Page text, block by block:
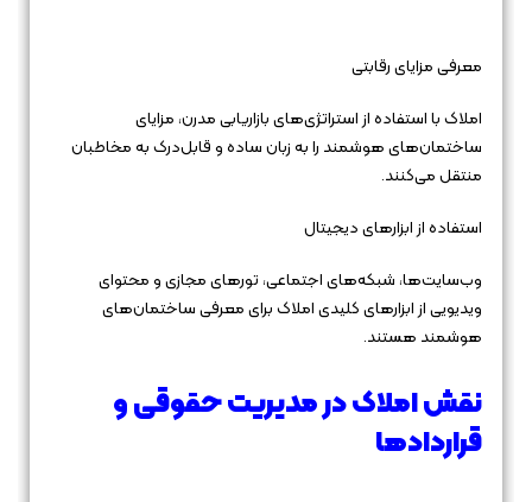
معرفی مزایای رقابتی
املاک با استفاده از استراتژی‌های بازاریابی مدرن، مزایای
ساختمان‌های هوشمند را به زبان ساده و قابل‌درک به مخاطبان
منتقل می‌کنند.
استفاده از ابزارهای دیجیتال
وب‌سایت‌ها، شبکه‌های اجتماعی، تورهای مجازی و محتوای
ویدیویی از ابزارهای کلیدی املاک برای معرفی ساختمان‌های
هوشمند هستند.
نقش املاک در مدیریت حقوقی و
قراردادها